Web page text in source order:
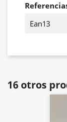
Ean13
16 otros